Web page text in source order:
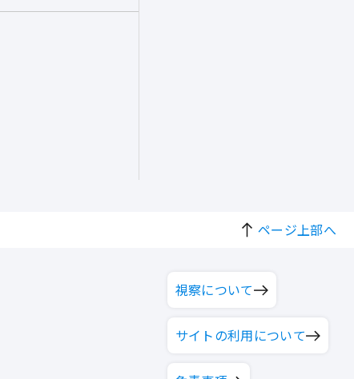
ページ上部へ
視察について
サイトの利用について